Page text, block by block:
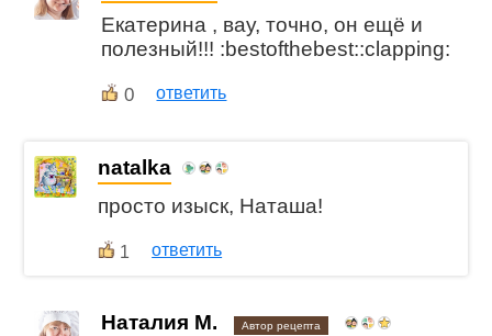
Екатерина , вау, точно, он ещё и
полезный!!! :bestofthebest::clapping:
0 ответить
natalka
просто изыск, Наташа!
1 ответить
Наталия М. Автор рецепта